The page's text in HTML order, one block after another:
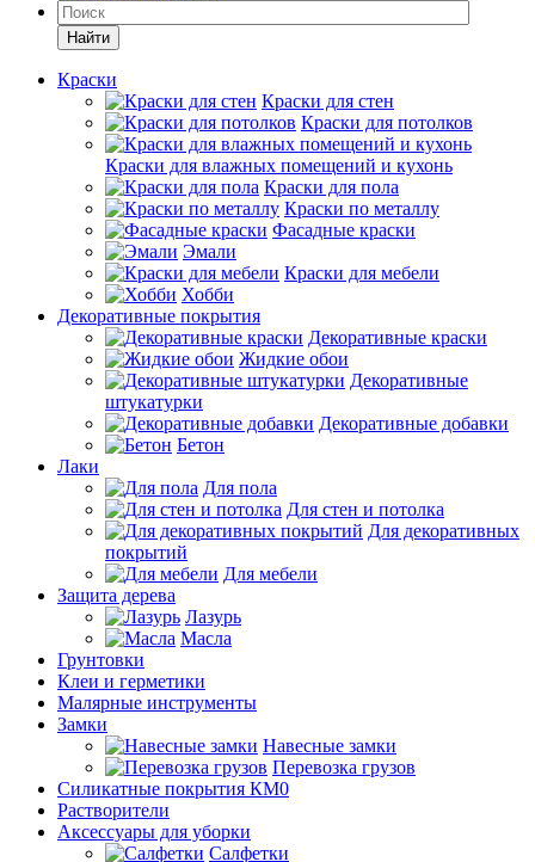
Найти
Краски
Краски для стен
Краски для потолков
Краски для влажных помещений и кухонь
Краски для пола
Краски по металлу
Фасадные краски
Эмали
Краски для мебели
Хобби
Декоративные покрытия
Декоративные краски
Жидкие обои
Декоративные
штукатурки
Декоративные добавки
Бетон
Лаки
Для пола
Для стен и потолка
Для декоративных
покрытий
Для мебели
Защита дерева
Лазурь
Масла
Грунтовки
Клеи и герметики
Малярные инструменты
Замки
Навесные замки
Перевозка грузов
Силикатные покрытия КМ0
Растворители
Аксессуары для уборки
Салфетки